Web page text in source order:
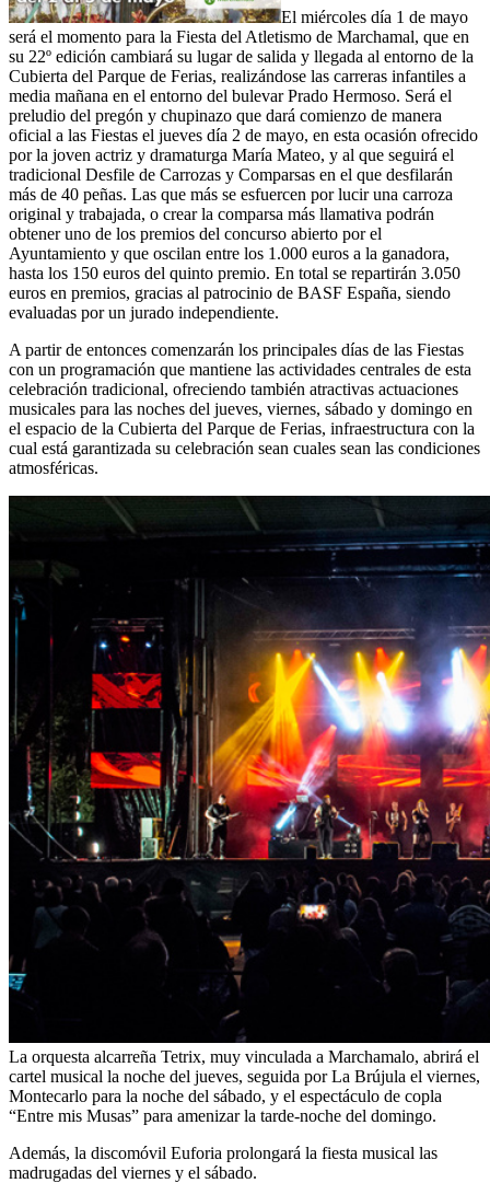
El miércoles día 1 de mayo
será el momento para la Fiesta del Atletismo de Marchamal, que en
su 22º edición cambiará su lugar de salida y llegada al entorno de la
Cubierta del Parque de Ferias, realizándose las carreras infantiles a
media mañana en el entorno del bulevar Prado Hermoso. Será el
preludio del pregón y chupinazo que dará comienzo de manera
oficial a las Fiestas el jueves día 2 de mayo, en esta ocasión ofrecido
por la joven actriz y dramaturga María Mateo, y al que seguirá el
tradicional Desfile de Carrozas y Comparsas en el que desfilarán
más de 40 peñas. Las que más se esfuercen por lucir una carroza
original y trabajada, o crear la comparsa más llamativa podrán
obtener uno de los premios del concurso abierto por el
Ayuntamiento y que oscilan entre los 1.000 euros a la ganadora,
hasta los 150 euros del quinto premio. En total se repartirán 3.050
euros en premios, gracias al patrocinio de BASF España, siendo
evaluadas por un jurado independiente.
A partir de entonces comenzarán los principales días de las Fiestas
con un programación que mantiene las actividades centrales de esta
celebración tradicional, ofreciendo también atractivas actuaciones
musicales para las noches del jueves, viernes, sábado y domingo en
el espacio de la Cubierta del Parque de Ferias, infraestructura con la
cual está garantizada su celebración sean cuales sean las condiciones
atmosféricas.
La orquesta alcarreña Tetrix, muy vinculada a Marchamalo, abrirá el
cartel musical la noche del jueves, seguida por La Brújula el viernes,
Montecarlo para la noche del sábado, y el espectáculo de copla
“Entre mis Musas” para amenizar la tarde-noche del domingo.
Además, la discomóvil Euforia prolongará la fiesta musical las
madrugadas del viernes y el sábado.